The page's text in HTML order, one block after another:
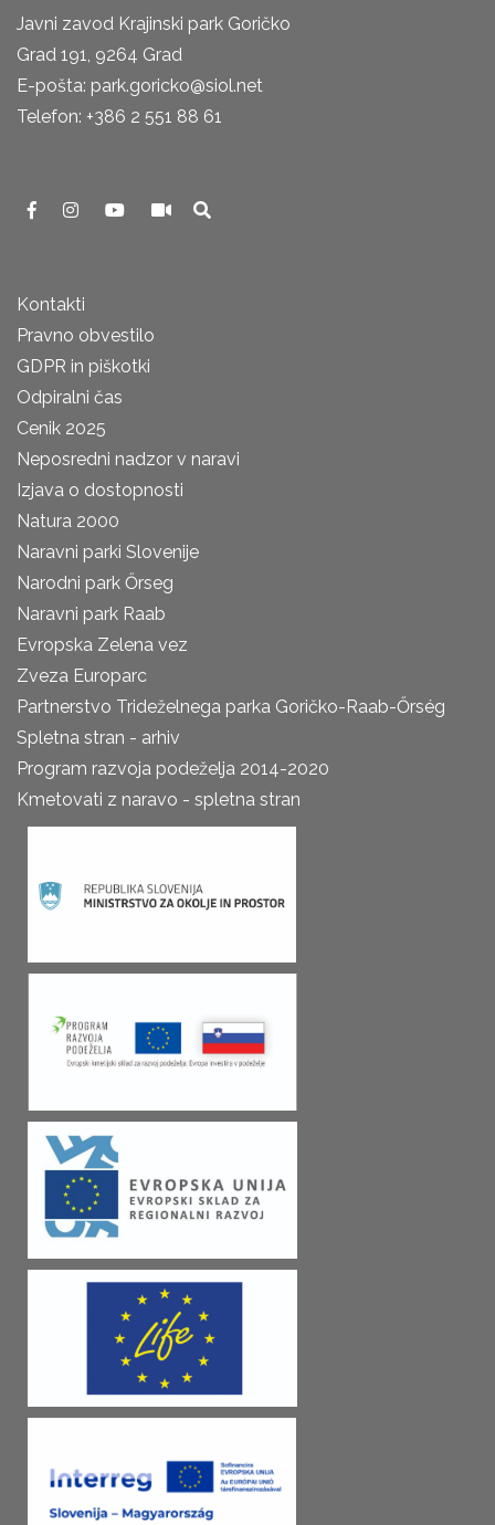
Javni zavod Krajinski park Goričko
Grad 191, 9264 Grad
E-pošta: park.goricko@siol.net
Telefon: +386 2 551 88 61
Kontakti
Pravno obvestilo
GDPR in piškotki
Odpiralni čas
Cenik 2025
Neposredni nadzor v naravi
Izjava o dostopnosti
Natura 2000
Naravni parki Slovenije
Narodni park Őrseg
Naravni park Raab
Evropska Zelena vez
Zveza Europarc
Partnerstvo Trideželnega parka Goričko-Raab-Őrség
Spletna stran - arhiv
Program razvoja podeželja 2014-2020
Kmetovati z naravo - spletna stran